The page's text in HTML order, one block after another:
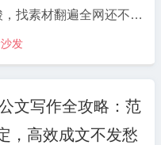
起来。 9.把握每一
动上帝”的诚心汇聚人民
立说立行、马上就办，对
不舍、久久为功。 10.
找素材翻遍全网还不对
用了大半年的 3 个宝藏
写材料效率拉满，无偿
：告别“巧妇难为无米
头疼的就是没思路、没
发
文写作全攻略：范
，高效成文不发愁